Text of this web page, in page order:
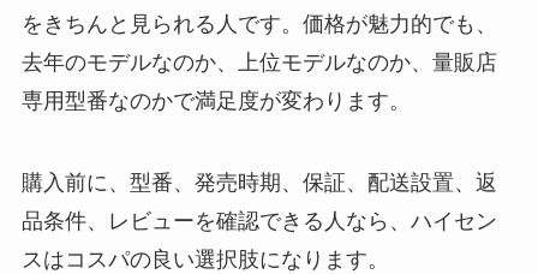
をきちんと見られる人です。価格が魅力的でも、
去年のモデルなのか、上位モデルなのか、量販店
専用型番なのかで満足度が変わります。
購入前に、型番、発売時期、保証、配送設置、返
品条件、レビューを確認できる人なら、ハイセン
スはコスパの良い選択肢になります。